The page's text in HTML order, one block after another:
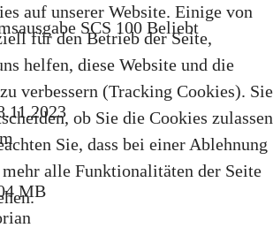
SCS 100 Beliebt
MB
auf unserer Website. Einige von
für den Betrieb der Seite,
helfen, diese Website und die
verbessern (Tracking Cookies). Sie
ob Sie die Cookies zulassen
Sie, dass bei einer Ablehnung
alle Funktionalitäten der Seite